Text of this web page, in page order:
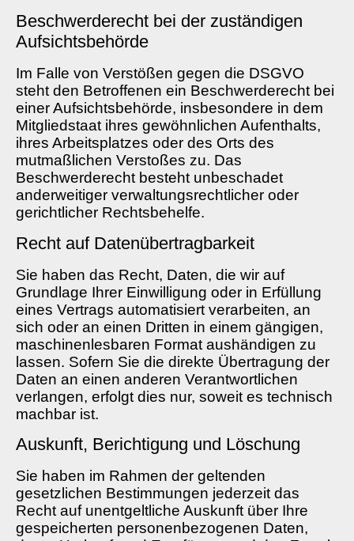
Beschwerde­recht bei der zuständigen
Aufsichts­behörde
Im Falle von Verstößen gegen die DSGVO
steht den Betroffenen ein Beschwerderecht bei
einer Aufsichtsbehörde, insbesondere in dem
Mitgliedstaat ihres gewöhnlichen Aufenthalts,
ihres Arbeitsplatzes oder des Orts des
mutmaßlichen Verstoßes zu. Das
Beschwerderecht besteht unbeschadet
anderweitiger verwaltungsrechtlicher oder
gerichtlicher Rechtsbehelfe.
Recht auf Daten­übertrag­barkeit
Sie haben das Recht, Daten, die wir auf
Grundlage Ihrer Einwilligung oder in Erfüllung
eines Vertrags automatisiert verarbeiten, an
sich oder an einen Dritten in einem gängigen,
maschinenlesbaren Format aushändigen zu
lassen. Sofern Sie die direkte Übertragung der
Daten an einen anderen Verantwortlichen
verlangen, erfolgt dies nur, soweit es technisch
machbar ist.
Auskunft, Berichtigung und Löschung
Sie haben im Rahmen der geltenden
gesetzlichen Bestimmungen jederzeit das
Recht auf unentgeltliche Auskunft über Ihre
gespeicherten personenbezogenen Daten,